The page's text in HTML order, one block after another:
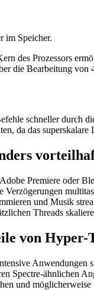
im Speicher.
des Prozessors
die Bearbeitung
schneller durch
da das
Premiere oder
Verzögerungen
und Musik
Threads
von Hyper-
Spectre-ähnlichen
und